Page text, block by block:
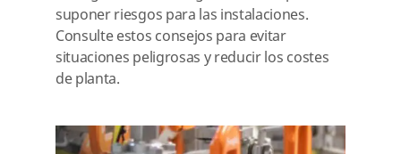
suponer riesgos para las instalaciones.
Consulte estos consejos para evitar
situaciones peligrosas y reducir los costes
de planta.